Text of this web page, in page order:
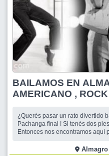
BAILAMOS EN
AMERICANO ,
¿Querés pasar un rato divertido
Pachanga final ! Si tenés dos pies izquierdos , aquí te curamos !
Entonces nos encontramos aquí
amplia sala bien ventilada y la